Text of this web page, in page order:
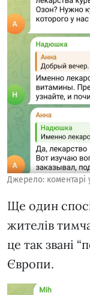
Джерело: коментарі
Ще один
жителів
це так звані
Європи.